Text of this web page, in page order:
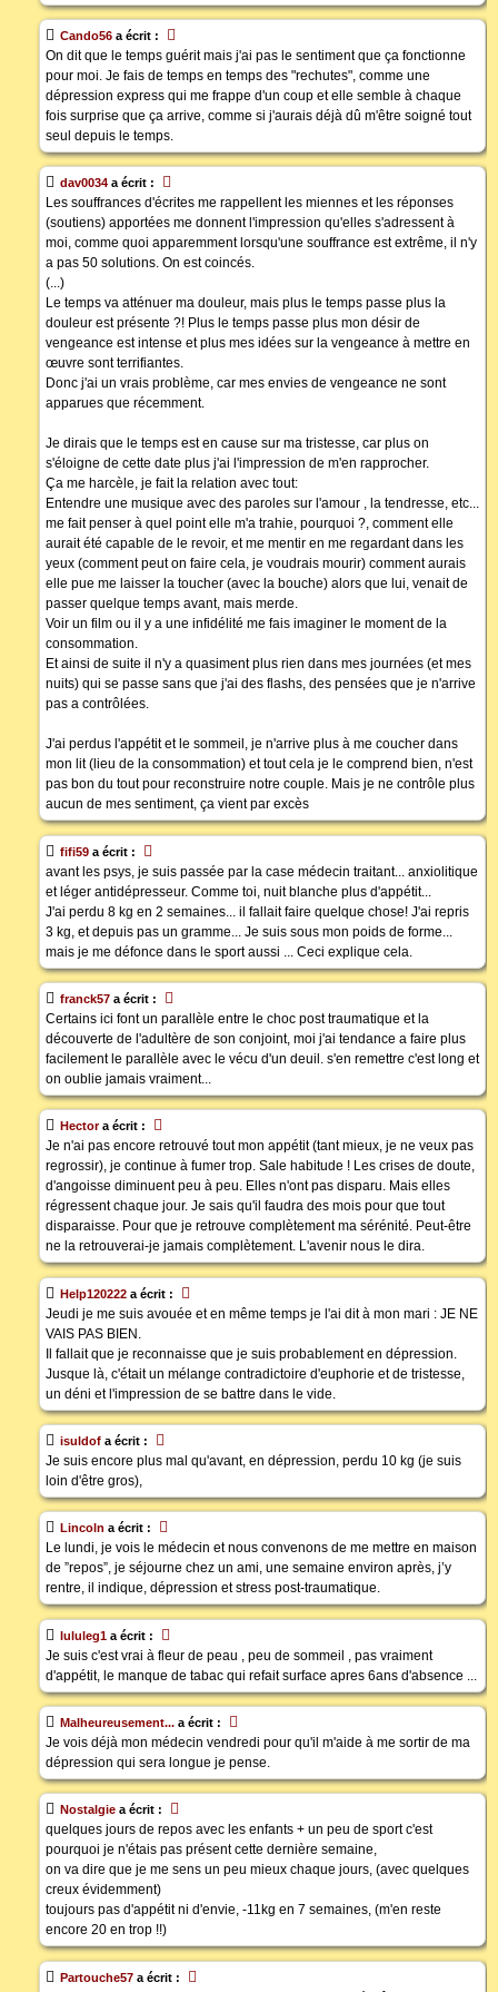
Cando56 a écrit :
On dit que le temps guérit mais j'ai pas le sentiment que ça fonctionne
pour moi. Je fais de temps en temps des "rechutes", comme une
dépression express qui me frappe d'un coup et elle semble à chaque
fois surprise que ça arrive, comme si j'aurais déjà dû m'être soigné tout
seul depuis le temps.
dav0034 a écrit :
Les souffrances d'écrites me rappellent les miennes et les réponses
(soutiens) apportées me donnent l'impression qu'elles s'adressent à
moi, comme quoi apparemment lorsqu'une souffrance est extrême, il n'y
a pas 50 solutions. On est coincés.
(...)
Le temps va atténuer ma douleur, mais plus le temps passe plus la
douleur est présente ?! Plus le temps passe plus mon désir de
vengeance est intense et plus mes idées sur la vengeance à mettre en
œuvre sont terrifiantes.
Donc j'ai un vrais problème, car mes envies de vengeance ne sont
apparues que récemment.
Je dirais que le temps est en cause sur ma tristesse, car plus on
s'éloigne de cette date plus j'ai l'impression de m'en rapprocher.
Ça me harcèle, je fait la relation avec tout:
Entendre une musique avec des paroles sur l'amour , la tendresse, etc...
me fait penser à quel point elle m'a trahie, pourquoi ?, comment elle
aurait été capable de le revoir, et me mentir en me regardant dans les
yeux (comment peut on faire cela, je voudrais mourir) comment aurais
elle pue me laisser la toucher (avec la bouche) alors que lui, venait de
passer quelque temps avant, mais merde.
Voir un film ou il y a une infidélité me fais imaginer le moment de la
consommation.
Et ainsi de suite il n'y a quasiment plus rien dans mes journées (et mes
nuits) qui se passe sans que j'ai des flashs, des pensées que je n'arrive
pas a contrôlées.
J'ai perdus l'appétit et le sommeil, je n'arrive plus à me coucher dans
mon lit (lieu de la consommation) et tout cela je le comprend bien, n'est
pas bon du tout pour reconstruire notre couple. Mais je ne contrôle plus
aucun de mes sentiment, ça vient par excès
fifi59 a écrit :
avant les psys, je suis passée par la case médecin traitant... anxiolitique
et léger antidépresseur. Comme toi, nuit blanche plus d'appétit...
J'ai perdu 8 kg en 2 semaines... il fallait faire quelque chose! J'ai repris
3 kg, et depuis pas un gramme... Je suis sous mon poids de forme...
mais je me défonce dans le sport aussi ... Ceci explique cela.
franck57 a écrit :
Certains ici font un parallèle entre le choc post traumatique et la
découverte de l'adultère de son conjoint, moi j'ai tendance a faire plus
facilement le parallèle avec le vécu d'un deuil. s'en remettre c'est long et
on oublie jamais vraiment...
Hectora écrit :
Je n'ai pas encore retrouvé tout mon appétit (tant mieux, je ne veux pas
regrossir), je continue à fumer trop. Sale habitude ! Les crises de doute,
d'angoisse diminuent peu à peu. Elles n'ont pas disparu. Mais elles
régressent chaque jour. Je sais qu'il faudra des mois pour que tout
disparaisse. Pour que je retrouve complètement ma sérénité. Peut-être
ne la retrouverai-je jamais complètement. L'avenir nous le dira.
Help120222 a écrit :
Jeudi je me suis avouée et en même temps je l'ai dit à mon mari : JE NE
VAIS PAS BIEN.
Il fallait que je reconnaisse que je suis probablement en dépression.
Jusque là, c'était un mélange contradictoire d'euphorie et de tristesse,
un déni et l'impression de se battre dans le vide.
isuldof a écrit :
Je suis encore plus mal qu'avant, en dépression, perdu 10 kg (je suis
loin d'être gros),
Lincoln a écrit :
Le lundi, je vois le médecin et nous convenons de me mettre en maison
de ”repos”, je séjourne chez un ami, une semaine environ après, j’y
rentre, il indique, dépression et stress post-traumatique.
lululeg1 a écrit :
Je suis c'est vrai à fleur de peau , peu de sommeil , pas vraiment
d'appétit, le manque de tabac qui refait surface apres 6ans d'absence ...
Malheureusement... a écrit :
Je vois déjà mon médecin vendredi pour qu'il m'aide à me sortir de ma
dépression qui sera longue je pense.
Nostalgie a écrit :
quelques jours de repos avec les enfants + un peu de sport c'est
pourquoi je n'étais pas présent cette dernière semaine,
on va dire que je me sens un peu mieux chaque jours, (avec quelques
creux évidemment)
toujours pas d'appétit ni d'envie, -11kg en 7 semaines, (m'en reste
encore 20 en trop !!)
Partouche57 a écrit :